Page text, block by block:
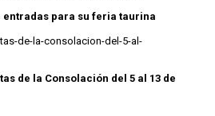
entradas para su feria taurina
de la Consolación del 5 al 13 de